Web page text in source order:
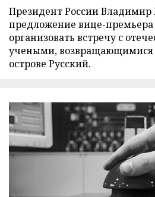
Президент России
предложение вице-
организовать встречу с
учеными, возвращающимися
острове Русский.